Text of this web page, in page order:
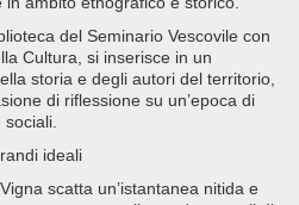
del Seminario Vescovile con
Cultura, si inserisce in un
storia e degli autori del territorio,
di riflessione su un’epoca di
sociali.
ideali
scatta un’istantanea nitida e